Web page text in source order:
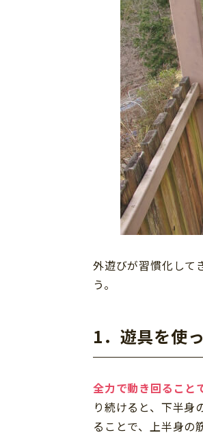
外遊びが習慣化して
う。
1．遊具を使
全力で動き回ること
り続けると、下半身
ることで、上半身の